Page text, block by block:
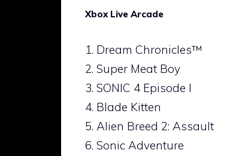
Xbox Live Arcade
1. Dream Chronicles™
2. Super Meat Boy
3. SONIC 4 Episode I
4. Blade Kitten
5. Alien Breed 2: Assault
6. Sonic Adventure